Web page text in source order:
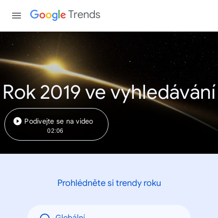
Trends
Rok 2019 ve vyhledávání
Podívejte se na video
02:06
Prohlédněte si trendy roku